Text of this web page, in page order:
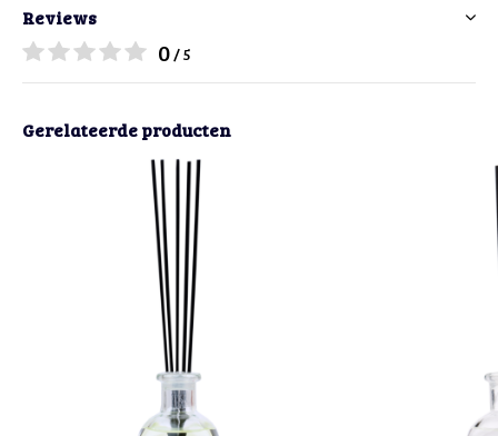
Reviews
0/ 5
Gerelateerde producten